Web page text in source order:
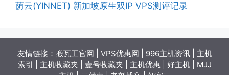
荫云(YINNET) 新加坡原生双IP VPS测评记录
友情链接： 搬瓦工官网 VPS优惠网 996主机资讯| 主机
索引
主机收藏夹 壹号收藏夹 主机优惠| 好主机| MJJ